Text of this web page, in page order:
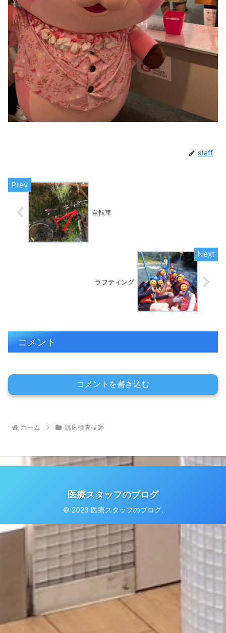
staff
自転車
ラフティング
コメント
コメントを書き込む
ホーム 臨床検査技師
医療スタッフのブログ
© 2023 医療スタッフのブログ.